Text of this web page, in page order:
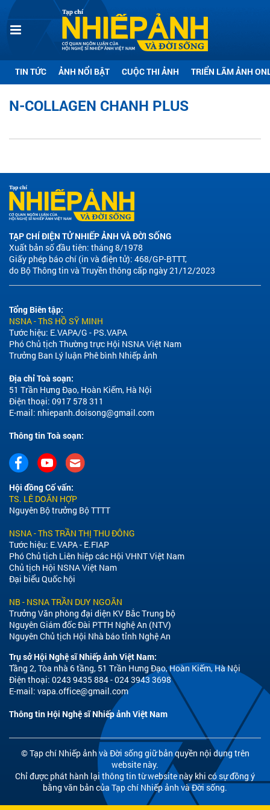
TIN TỨC ẢNH NỔI BẬT CUỘC THI ẢNH TRIỂN LÃM ẢNH
N-COLLAGEN CHANH PLUS
TẠP CHÍ ĐIỆN TỬ NHIẾP ẢNH VÀ ĐỜI SỐNG
Xuất bản số đầu tiên: tháng 8/1978
Giấy phép báo chí (in và điện tử): 468/GP-BTTT,
do Bộ Thông tin và Truyền thông cấp ngày 21/12/2023
Tổng Biên tập:
NSNA - ThS HỒ SỸ MINH
Tước hiệu: E.VAPA/G - PS.VAPA
Phó Chủ tịch Thường trực Hội NSNA Việt Nam
Trưởng Ban Lý luận Phê bình Nhiếp ảnh
Địa chỉ Toà soạn:
51 Trần Hưng Đạo, Hoàn Kiếm, Hà Nội
Điện thoại: 0917 578 311
E-mail: nhiepanh.doisong@gmail.com
Thông tin Toà soạn:
Hội đồng Cố vấn:
TS. LÊ DOÃN HỢP
Nguyên Bộ trưởng Bộ TTTT
NSNA - ThS TRẦN THỊ THU ĐÔNG
Tước hiệu: E.VAPA - E.FIAP
Phó Chủ tịch Liên hiệp các Hội VHNT Việt Nam
Chủ tịch Hội NSNA Việt Nam
Đại biểu Quốc hội
NB - NSNA TRẦN DUY NGOÃN
Trưởng Văn phòng đại diện KV Bắc Trung bộ
Nguyên Giám đốc Đài PTTH Nghệ An (NTV)
Nguyên Chủ tịch Hội Nhà báo tỉnh Nghệ An
Trụ sở Hội Nghệ sĩ Nhiếp ảnh Việt Nam:
Tầng 2, Tòa nhà 6 tầng, 51 Trần Hưng Đạo, Hoàn Kiếm, Hà Nội
Điện thoại: 0243 9435 884 - 024 3943 3698
E-mail: vapa.office@gmail.com
Thông tin Hội Nghệ sĩ Nhiếp ảnh Việt Nam
© Tạp chí Nhiếp ảnh và Đời sống giữ bản quyền nội dung trên
website này.
Chỉ được phát hành lại thông tin từ website này khi có sự đồng ý
bằng văn bản của Tạp chí Nhiếp ảnh và Đời sống.